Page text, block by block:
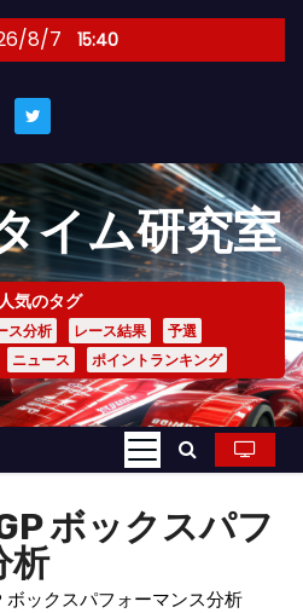
8/7 15:40
イム研究室
気のタグ
ス分析 レース結果
予選
ニュース ポイントランキング
ボックスパフ
析
ックスパフォーマンス分析